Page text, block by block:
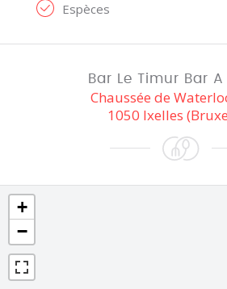
Espèces
Bar Le Timur Bar
Chaussée de
1050 Ixelles
+
−